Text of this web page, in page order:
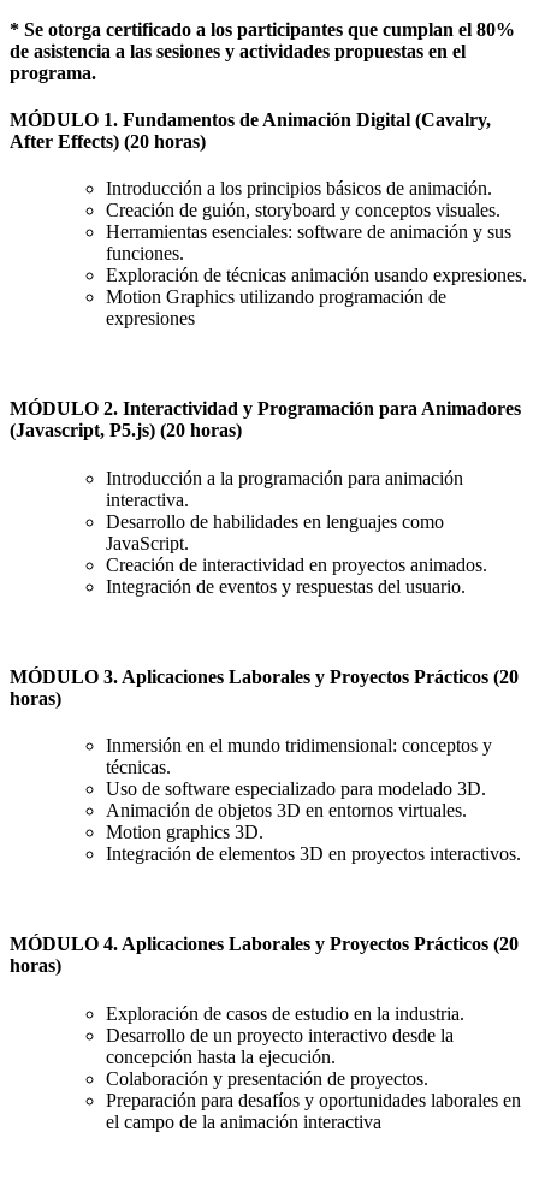
* Se otorga certificado a los participantes que cumplan el 80%
de asistencia a las sesiones y actividades propuestas en el
programa.
MÓDULO 1. Fundamentos de Animación Digital (Cavalry,
After Effects) (20 horas)
Introducción a los principios básicos de animación.
Creación de guión, storyboard y conceptos visuales.
Herramientas esenciales: software de animación y sus
funciones.
Exploración de técnicas animación usando expresiones.
Motion Graphics utilizando programación de
expresiones
MÓDULO 2. Interactividad y Programación para Animadores
(Javascript, P5.js) (20 horas)
Introducción a la programación para animación
interactiva.
Desarrollo de habilidades en lenguajes como
JavaScript.
Creación de interactividad en proyectos animados.
Integración de eventos y respuestas del usuario.
MÓDULO 3. Aplicaciones Laborales y Proyectos Prácticos (20
horas)
Inmersión en el mundo tridimensional: conceptos y
técnicas.
Uso de software especializado para modelado 3D.
Animación de objetos 3D en entornos virtuales.
Motion graphics 3D.
Integración de elementos 3D en proyectos interactivos.
MÓDULO 4. Aplicaciones Laborales y Proyectos Prácticos (20
horas)
Exploración de casos de estudio en la industria.
Desarrollo de un proyecto interactivo desde la
concepción hasta la ejecución.
Colaboración y presentación de proyectos.
Preparación para desafíos y oportunidades laborales en
el campo de la animación interactiva